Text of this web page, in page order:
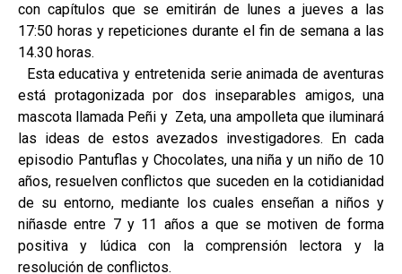
con capítulos que se emitirán de lunes a jueves a las
17:50 horas y repeticiones durante el fin de semana a las
14.30 horas.
Esta educativa y entretenida serie animada de aventuras
está protagonizada por dos inseparables amigos, una
mascota llamada Peñi y Zeta, una ampolleta que iluminará
las ideas de estos avezados investigadores. En cada
episodio Pantuflas y Chocolates, una niña y un niño de 10
años, resuelven conflictos que suceden en la cotidianidad
de su entorno, mediante los cuales enseñan a niños y
niñasde entre 7 y 11 años a que se motiven de forma
positiva y lúdica con la comprensión lectora y la
resolución de conflictos.